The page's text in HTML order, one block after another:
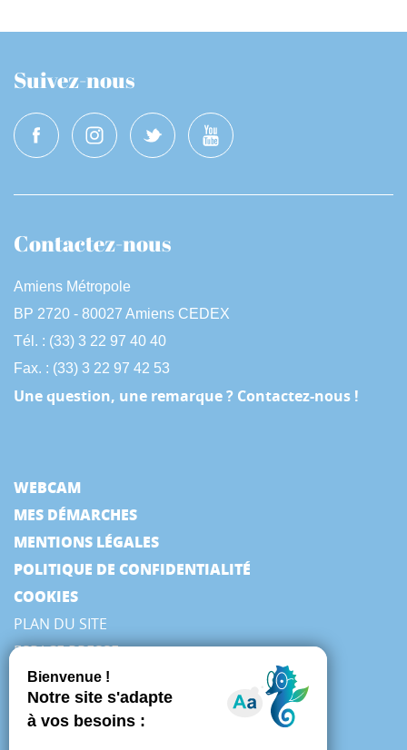
Suivez-nous
Contactez-nous
Amiens Métropole
BP 2720 - 80027 Amiens CEDEX
Tél. : (33) 3 22 97 40 40
Fax. : (33) 3 22 97 42 53
Une question, une remarque ? Contactez-nous !
WEBCAM
MES DÉMARCHES
MENTIONS LÉGALES
POLITIQUE DE CONFIDENTIALITÉ
COOKIES
PLAN DU SITE
ESPACE PRESSE